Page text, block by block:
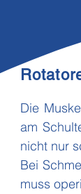
Die
am
nicht nur
Bei
muss